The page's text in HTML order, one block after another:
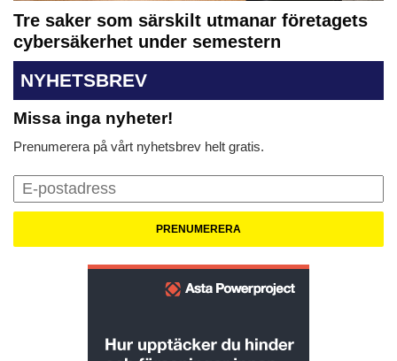
Tre saker som särskilt utmanar företagets
cybersäkerhet under semestern
NYHETSBREV
Missa inga nyheter!
Prenumerera på vårt nyhetsbrev helt gratis.